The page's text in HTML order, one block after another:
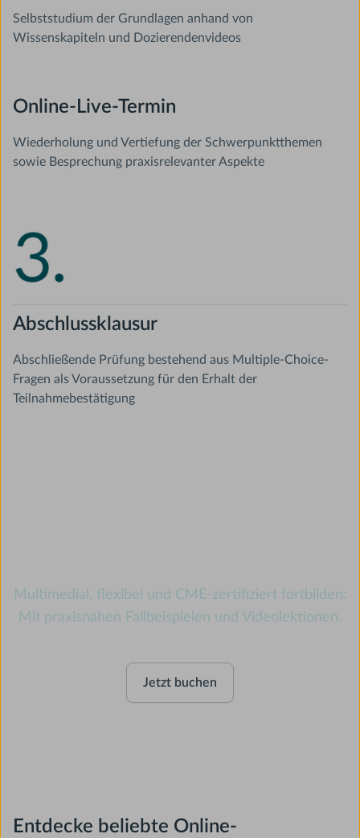
Selbststudium der Grundlagen anhand von
Wissenskapiteln und Dozierendenvideos
Online-Live-Termin
Wiederholung und Vertiefung der Schwerpunktthemen
sowie Besprechung praxisrelevanter Aspekte
Abschlussklausur
Abschließende Prüfung bestehend aus Multiple-Choice-
Fragen als Voraussetzung für den Erhalt der
Teilnahmebestätigung
Multimedial, flexibel und CME-zertifiziert fortbilden:
Mit praxisnahen Fallbeispielen und Videolektionen.
Jetzt buchen
Entdecke beliebte Online-